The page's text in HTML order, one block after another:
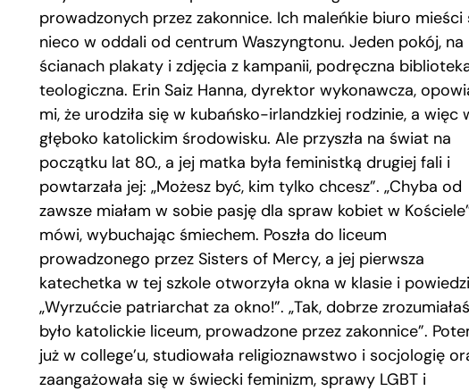
prowadzonych przez zakonnice. Ich maleńkie biuro mieści
nieco w oddali od centrum Waszyngtonu. Jeden pokój, na
ścianach plakaty i zdjęcia z kampanii, podręczna
teologiczna. Erin Saiz Hanna, dyrektor wykonawcza,
mi, że urodziła się w kubańsko-irlandzkiej rodzinie, a więc
głęboko katolickim środowisku. Ale przyszła na świat na
początku lat 80., a jej matka była feministką drugiej fali i
powtarzała jej: „Możesz być, kim tylko chcesz”. „Chyba od
zawsze miałam w sobie pasję dla spraw kobiet w
mówi, wybuchając śmiechem. Poszła do liceum
prowadzonego przez Sisters of Mercy, a jej pierwsza
katechetka w tej szkole otworzyła okna w klasie i
„Wyrzućcie patriarchat za okno!”. „Tak, dobrze
było katolickie liceum, prowadzone przez zakonnice”.
już w college’u, studiowała religioznawstwo i socjologię
zaangażowała się w świecki feminizm, sprawy LGBT i